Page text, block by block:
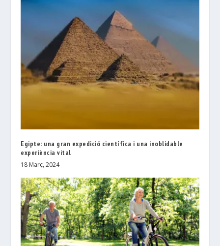
Egipte: una gran expedició científica i una inoblidable
experiència vital
18 Març, 2024